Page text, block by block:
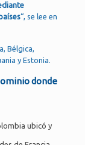
“, se lee en
Bélgica,
y Estonia.
donde
ubicó y